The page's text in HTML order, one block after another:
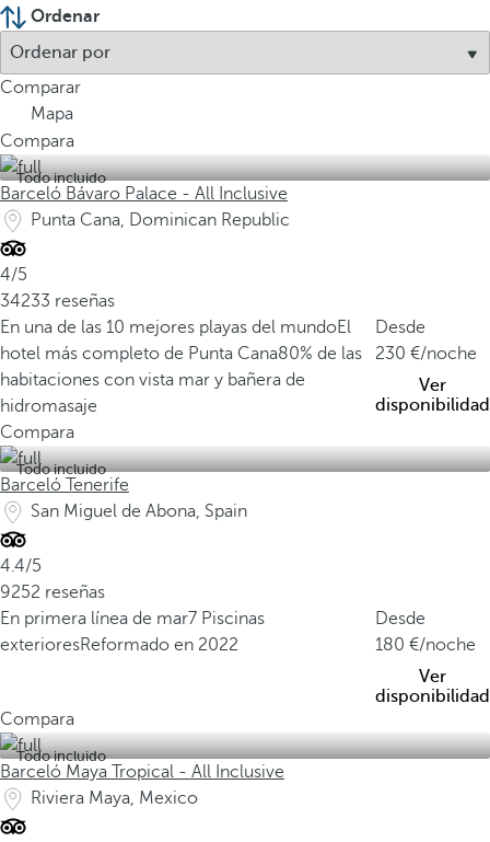
Ordenar
Comparar
Mapa
Compara
Todo incluido
Barceló Bávaro Palace - All Inclusive
Punta Cana, Dominican Republic
4/5
34233 reseñas
En una de las 10 mejores playas del mundoEl
hotel más completo de Punta Cana80% de las
habitaciones con vista mar y bañera de
hidromasaje
Desde
230
/noche
Ver
disponibilidad
Compara
Todo incluido
Barceló Tenerife
San Miguel de Abona, Spain
4.4/5
9252 reseñas
En primera línea de mar7 Piscinas
exterioresReformado en 2022
Desde
180
/noche
Ver
disponibilidad
Compara
Todo incluido
Barceló Maya Tropical - All Inclusive
Riviera Maya, Mexico